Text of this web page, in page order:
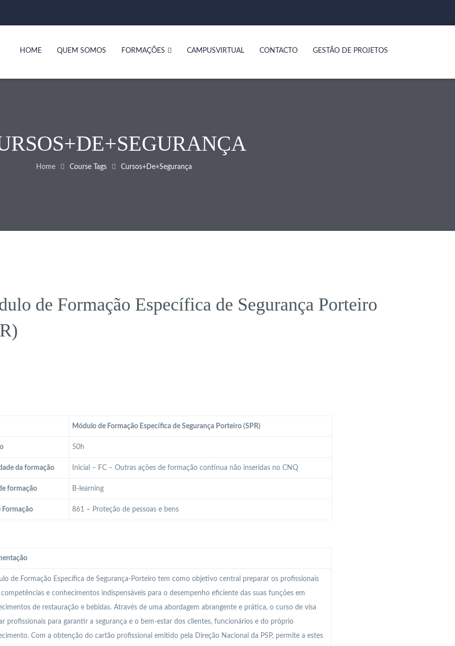
HOME QUEM SOMOS FORMAÇÕES CAMPUSVIRTUAL CONTACTO GESTÃO DE PROJETOS
Home Course Tags Cursos+de+segurança
de Formação Específica de Segurança Porteiro
Módulo de Formação Específica de Segurança Porteiro (SPR)
50h
da formação Inicial – FC – Outras ações de formação contínua não inseridas no CNQ
formação B-learning
Formação 861 – Proteção de pessoas e bens
de Formação Específica de Segurança-Porteiro tem como objetivo central preparar os profissionais
e conhecimentos indispensáveis para o desempenho eficiente das suas funções em
de restauração e bebidas. Através de uma abordagem abrangente e prática, o curso de visa
profissionais para garantir a segurança e o bem-estar dos clientes, funcionários e do próprio
Com a obtenção do cartão profissional emitido pela Direção Nacional da PSP, permite a estes